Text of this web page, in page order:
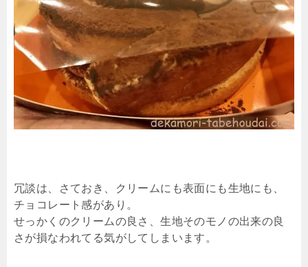
冗談は、さておき、クリームにも表面にも生地にも、
チョコレート感があり。
せっかくのクリームの良さ、生地そのモノの出来の良
さが損なわれてる気がしてしまいます。